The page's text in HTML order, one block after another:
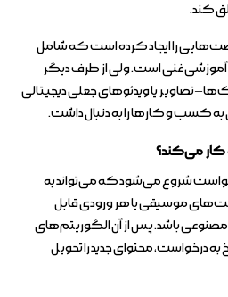
کند.
را ایجاد کرده است که شامل
آموزشی غنی است. ولی از طرف دیگر
– تصاویر یا ویدئوهای جعلی دیجیتالی
کسب و کارها را به دنبال داشت.
می‌کند؟
شروع می‌شود که می‌تواند به
نت‌های موسیقی یا هر ورودی قابل
باشد. پس از آن الگوریتم‌های
محتوای جدید را تحویل